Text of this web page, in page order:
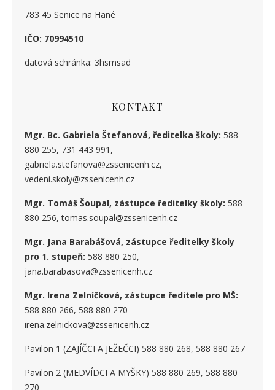
783 45 Senice na Hané
IČO: 70994510
datová schránka: 3hsmsad
KONTAKT
Mgr. Bc. Gabriela Štefanová, ředitelka školy: 588
880 255, 731 443 991,
gabriela.stefanova@zssenicenh.cz,
vedeni.skoly@zssenicenh.cz
Mgr. Tomáš Šoupal, zástupce ředitelky školy: 588
880 256, tomas.soupal@zssenicenh.cz
Mgr. Jana Barabášová, zástupce ředitelky školy
pro 1. stupeň: 588 880 250,
jana.barabasova@zssenicenh.cz
Mgr. Irena Zelníčková, zástupce ředitele pro MŠ:
588 880 266, 588 880 270
irena.zelnickova@zssenicenh.cz
Pavilon 1 (ZAJÍČCI A JEŽEČCI) 588 880 268, 588 880 267
Pavilon 2 (MEDVÍDCI A MYŠKY) 588 880 269, 588 880
270